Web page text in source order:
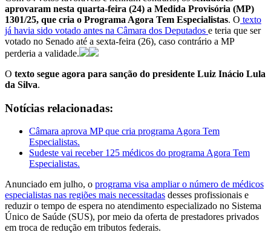
aprovaram nesta quarta-feira (24) a Medida Provisória (MP)
1301/25, que cria o Programa Agora Tem Especialistas. O texto
já havia sido votado antes na Câmara dos Deputados e teria que ser
votado no Senado até a sexta-feira (26), caso contrário a MP
perderia a validade.
O texto segue agora para sanção do presidente Luiz Inácio Lula
da Silva.
Notícias relacionadas:
Câmara aprova MP que cria programa Agora Tem
Especialistas.
Sudeste vai receber 125 médicos do programa Agora Tem
Especialistas.
Anunciado em julho, o programa visa ampliar o número de médicos
especialistas nas regiões mais necessitadas desses profissionais e
reduzir o tempo de espera no atendimento especializado no Sistema
Único de Saúde (SUS), por meio da oferta de prestadores privados
em troca de redução em tributos federais.